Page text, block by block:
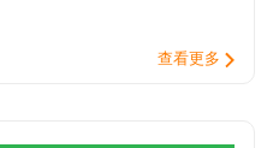
查看更多